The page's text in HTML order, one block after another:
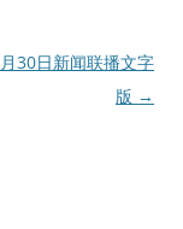
30日新闻联播文字
版 →